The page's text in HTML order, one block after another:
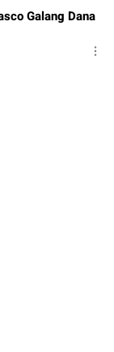
Galang Dana